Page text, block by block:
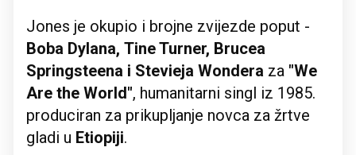
Jones je okupio i brojne zvijezde poput -
Boba Dylana, Tine Turner, Brucea
Springsteena i Stevieja Wondera za "We
Are the World", humanitarni singl iz 1985.
produciran za prikupljanje novca za žrtve
gladi u Etiopiji.